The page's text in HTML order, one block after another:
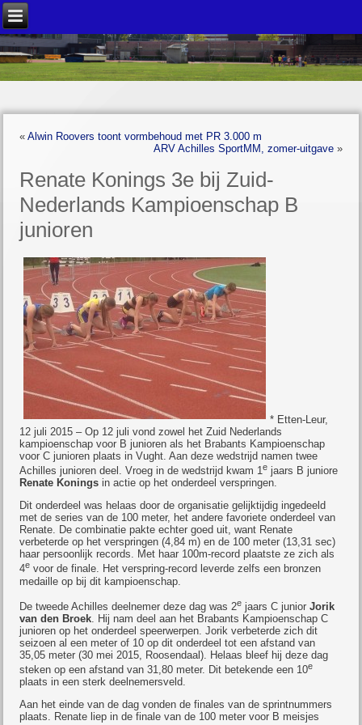
«Alwin Roovers toont vormbehoud met PR 3.000 m
ARV Achilles SportMM, zomer-uitgave»
Renate Konings 3e bij Zuid-
Nederlands Kampioenschap B
junioren
* Etten-Leur,
12 juli 2015 – Op 12 juli vond zowel het Zuid Nederlands
kampioenschap voor B junioren als het Brabants Kampioenschap
voor C junioren plaats in Vught. Aan deze wedstrijd namen twee
Achilles junioren deel. Vroeg in de wedstrijd kwam 1e jaars B juniore
Renate Konings in actie op het onderdeel verspringen.
Dit onderdeel was helaas door de organisatie gelijktijdig ingedeeld
met de series van de 100 meter, het andere favoriete onderdeel van
Renate. De combinatie pakte echter goed uit, want Renate
verbeterde op het verspringen (4,84 m) en de 100 meter (13,31 sec)
haar persoonlijk records. Met haar 100m-record plaatste ze zich als
4e voor de finale. Het verspring-record leverde zelfs een bronzen
medaille op bij dit kampioenschap.
De tweede Achilles deelnemer deze dag was 2e jaars C juniorJorik
van den Broek . Hij nam deel aan het Brabants Kampioenschap C
junioren op het onderdeel speerwerpen. Jorik verbeterde zich dit
seizoen al een meter of 10 op dit onderdeel tot een afstand van
35,05 meter (30 mei 2015, Roosendaal). Helaas bleef hij deze dag
steken op een afstand van 31,80 meter. Dit betekende een 10e
plaats in een sterk deelnemersveld.
Aan het einde van de dag vonden de finales van de sprintnummers
plaats. Renate liep in de finale van de 100 meter voor B meisjes